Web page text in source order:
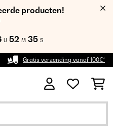
producten!
U 52 M 35 S
Gratis verzending vanaf 100€*